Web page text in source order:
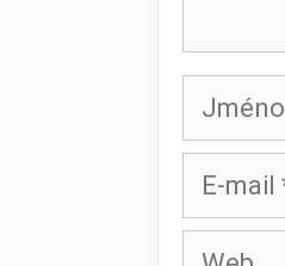
Jméno
E-
mail
Web